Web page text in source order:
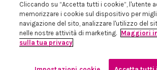
HarperCollins Italia S.p.A. Viale Monte
Cod. Fiscale e P.IVA 05946780151 -
Iscritta in Milano al Registro delle imprese
Cliccando su “Accetta tutti i cookie”, l'utente
memorizzare i cookie sul dispositivo per
navigazione del sito, analizzare l'utilizzo del
nelle nostre attività di marketing. Maggiori
sulla tua privacy